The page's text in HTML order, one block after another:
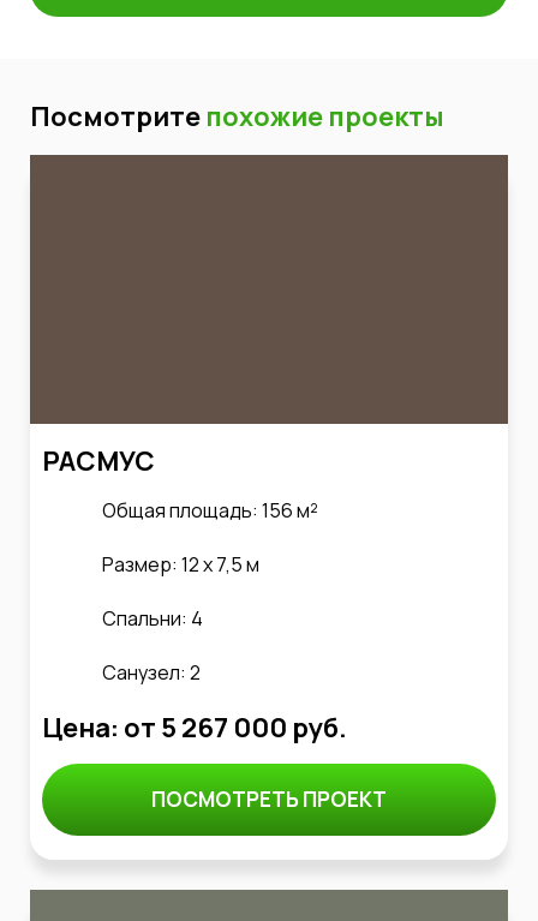
РАСМУС
Общая площадь: 156 м²
Размер: 12 х 7,5 м
Спальни: 4
Санузел: 2
Цена: от 5 267 000 руб.
ПОСМОТРЕТЬ ПРОЕКТ
Посмотрите похожие проекты